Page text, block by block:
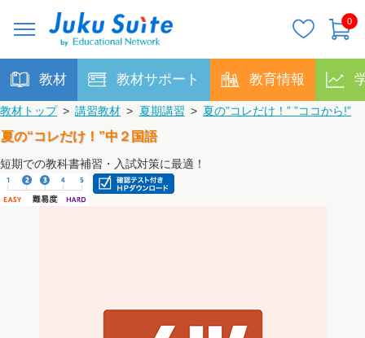
0
教材 教材サポート 教育情報
教材トップ > 講習教材 > 夏期講習 > 夏の”コレだけ！” ”ココから!”
夏の“コレだけ！”中２国語
短期での教科書補習・入試対策に最適！